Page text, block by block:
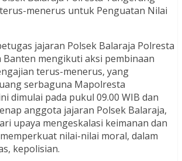
menerus untuk Penguatan Nilai
jajaran Polsek Balaraja Polresta
Banten mengikuti aksi pembinaan
terus-menerus, yang
serbaguna Mapolresta
dimulai pada pukul 09.00 WIB dan
anggota jajaran Polsek Balaraja,
upaya mengeskalasi keimanan dan
nilai-nilai moral, dalam
kepolisian.